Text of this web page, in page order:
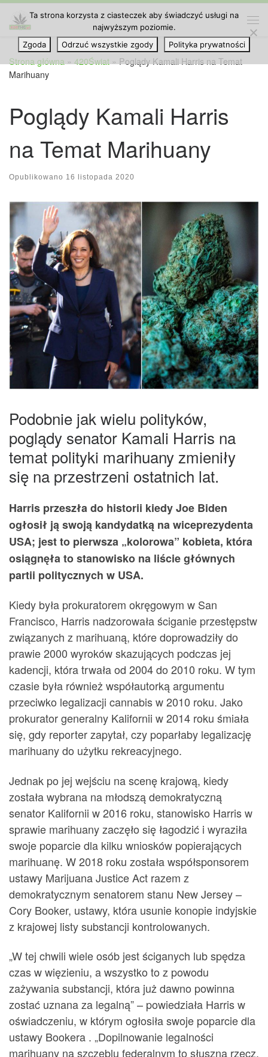
Przejdź do treści
Strona główna » 420Świat » Poglądy Kamali Harris na Temat
Marihuany
Poglądy Kamali Harris
na Temat Marihuany
Opublikowano 16 listopada 2020
Podobnie jak wielu polityków,
poglądy senator Kamali Harris na
temat polityki marihuany zmieniły
się na przestrzeni ostatnich lat.
Harris przeszła do historii kiedy Joe Biden
ogłosił ją swoją kandydatką na wiceprezydenta
USA; jest to pierwsza „kolorowa” kobieta, która
osiągnęła to stanowisko na liście głównych
partii politycznych w USA.
Kiedy była prokuratorem okręgowym w San
Francisco, Harris nadzorowała ściganie przestępstw
związanych z marihuaną, które doprowadziły do ​​
prawie 2000 wyroków skazujących podczas jej
kadencji, która trwała od 2004 do 2010 roku. W tym
czasie była również współautorką argumentu
przeciwko legalizacji cannabis w 2010 roku. Jako
prokurator generalny Kalifornii w 2014 roku śmiała
się, gdy reporter zapytał, czy poparłaby legalizację
marihuany do użytku rekreacyjnego.
Jednak po jej wejściu na scenę krajową, kiedy
została wybrana na młodszą demokratyczną
senator Kalifornii w 2016 roku, stanowisko Harris w
sprawie marihuany zaczęło się łagodzić i wyraziła
swoje poparcie dla kilku wniosków popierających
marihuanę. W 2018 roku została współsponsorem
ustawy Marijuana Justice Act razem z
demokratycznym senatorem stanu New Jersey –
Cory Booker, ustawy, która usunie konopie indyjskie
z krajowej listy substancji kontrolowanych.
„W tej chwili wiele osób jest ściganych lub spędza
czas w więzieniu, a wszystko to z powodu
zażywania substancji, która już dawno powinna
zostać uznana za legalną” – powiedziała Harris w
oświadczeniu, w którym ogłosiła swoje poparcie dla
ustawy Bookera . „Dopilnowanie legalności
marihuany na szczeblu federalnym to słuszna rzecz.
Ta strona korzysta z ciasteczek aby świadczyć usługi na
najwyższym poziomie.
Zgoda
Odrzuć wszystkie zgody Polityka prywatności